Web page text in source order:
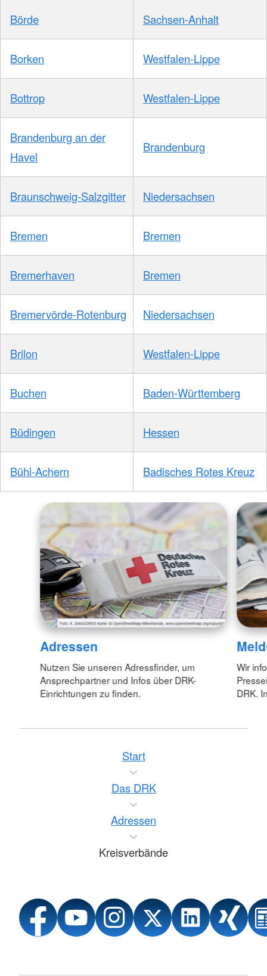
Börde Sachsen-Anhalt
Borken Westfalen-Lippe
Bottrop Westfalen-Lippe
Brandenburg an der
Havel
Brandenburg
Braunschweig-Salzgitter Niedersachsen
Bremen Bremen
Bremerhaven Bremen
Bremervörde-Rotenburg Niedersachsen
Brilon Westfalen-Lippe
Buchen Baden-Württemberg
Büdingen Hessen
Bühl-Achern Badisches Rotes Kreuz
Adressen
Nutzen Sie unseren Adressfinder, um
Ansprechpartner und Infos über DRK-
Einrichtungen zu finden.
Wir
DRK.
Start
Das DRK
Adressen
Kreisverbände